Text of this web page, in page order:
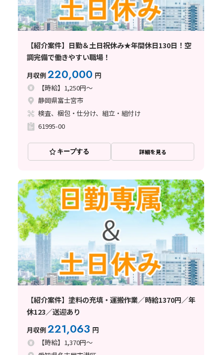
【紹介案件】日勤＆土日祝休み★年間休日130日！空
調完備で働きやすい職場！
月収例220,000 円
【時給】1,250円～
静岡県富士宮市
検査、梱包・仕分け、組立・組付け
61995-00
キープする 詳細を見る
【紹介案件】塗料の充填・運搬作業／時給1370円／年
休123／送迎あり
月収例221,063 円
【時給】1,370円～